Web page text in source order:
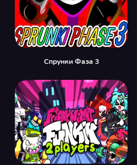
Спрунки Фаза 3